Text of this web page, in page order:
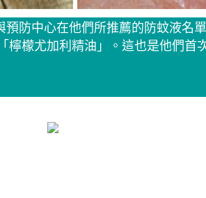
防中心在他們所推薦的防蚊液名
檸檬尤加利精油」。這也是他們首